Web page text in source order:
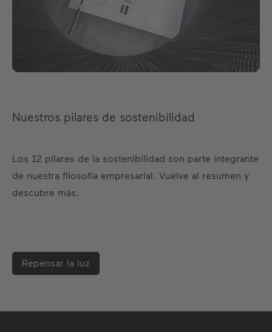
Nuestros pilares de sostenibilidad
Los 12 pilares de la sostenibilidad son parte integrante
de nuestra filosofía empresarial. Vuelve al resumen y
descubre más.
Repensar la luz